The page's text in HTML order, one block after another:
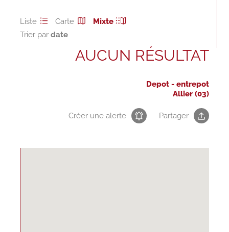
Liste Carte
Mixte
Trier par
AUCUN RÉSULTAT
Depot - entrepot
Allier (03)
Créer une alerte Partager